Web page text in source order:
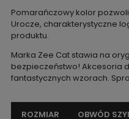
Pomarańczowy kolor
Urocze, charakterystyczne
produktu.
Marka Zee Cat stawia na
bezpieczeństwo! Akcesoria
fantastycznych wzorach.
ROZMIAR OBWÓD SZYI